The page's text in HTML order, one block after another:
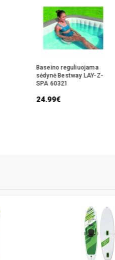
Baseino reguliuojama
sėdynė Bestway LAY-Z-
SPA 60321
24.99€